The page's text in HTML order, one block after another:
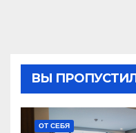
ВЫ
ОТ СЕБЯ